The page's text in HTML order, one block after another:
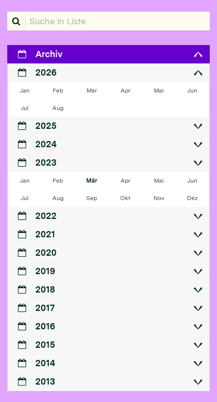
Suche in Liste
Archiv
2026
Jan Feb Mär Apr Mai Jun
Jul Aug
2025
2024
2023
Jan Feb Mär Apr Mai Jun
Jul Aug Sep Okt Nov Dez
2022
2021
2020
2019
2018
2017
2016
2015
2014
2013